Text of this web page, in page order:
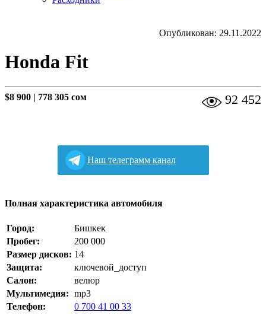
Опубликован: 29.11.2022
Honda Fit
$8 900 | 778 305 сом 92 452
Наш телеграмм канал
Полная характеристика автомобиля
Город:
Бишкек
Пробег:
200 000
Размер дисков: 14
Защита:
ключевой_доступ
Салон:
велюр
Мультимедия: mp3
Телефон:
0 700 41 00 33